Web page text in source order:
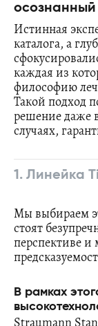
Истинная
каталога, а
каждая из
философию
Такой подход
решение даже
случаях,
1. Линейка
Мы выбираем
стоят
перспективе и
В рамках
Straumann